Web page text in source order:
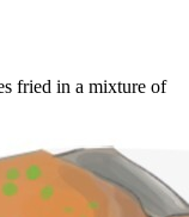
fried in a mixture of